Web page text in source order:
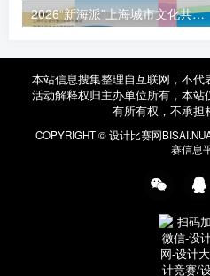
2026“新海派”上海城市文化共创行动征集函
本站信息搜集整理自互联网，不
活动解释权归主办单位所有，本
有所有权，不承担
COPYRIGHT ©设计比赛网
赛信息